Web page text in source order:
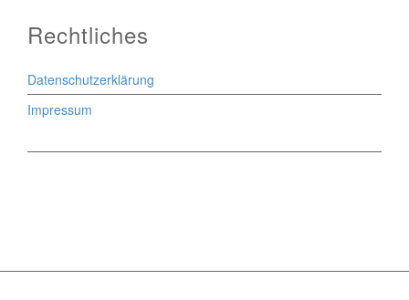
Rechtliches
Datenschutzerklärung
Impressum